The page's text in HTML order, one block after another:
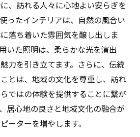
、訪れる人々に心地よい安らぎを
ったインテリアは、自然の風合い
落ち着いた雰囲気を醸し出しま
いた照明は、柔らかな光を演出
力を引き立てます。さらに、伝統
とは、地域の文化を尊重し、訪れ
ではの体験を提供することに繋が
居心地の良さと地域文化の融合が
ーターを増やします。